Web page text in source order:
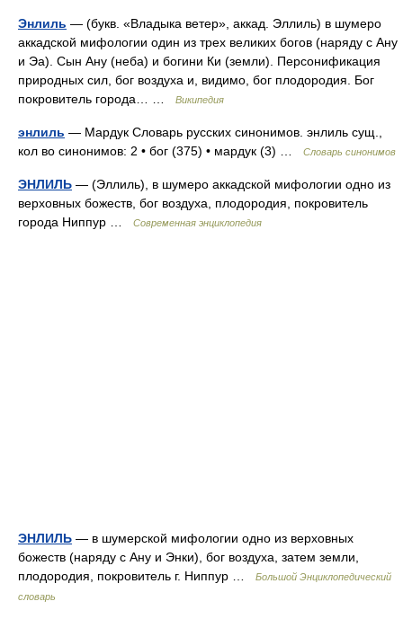
Энлиль — (букв. «Владыка ветер», аккад. Эллиль) в шумеро
аккадской мифологии один из трех великих богов (наряду с Ану
и Эа). Сын Ану (неба) и богини Ки (земли). Персонификация
природных сил, бог воздуха и, видимо, бог плодородия. Бог
покровитель города… …
Википедия
энлиль — Мардук Словарь русских синонимов. энлиль сущ.,
кол во синонимов: 2 • бог (375) • мардук (3) …
Словарь синонимов
ЭНЛИЛЬ — (Эллиль), в шумеро аккадской мифологии одно из
верховных божеств, бог воздуха, плодородия, покровитель
города Ниппур …
Современная энциклопедия
ЭНЛИЛЬ — в шумерской мифологии одно из верховных
божеств (наряду с Ану и Энки), бог воздуха, затем земли,
плодородия, покровитель г. Ниппур …
Большой Энциклопедический
словарь